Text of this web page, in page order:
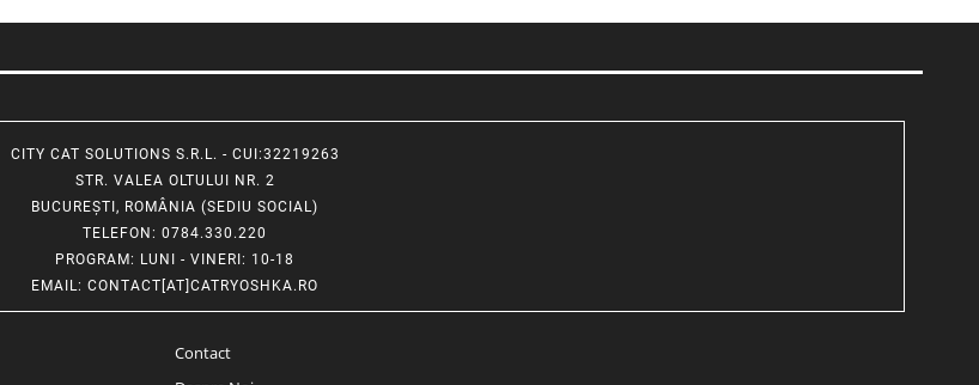
CITY CAT SOLUTIONS S.R.L. - CUI:32219263
STR. VALEA OLTULUI NR. 2
BUCUREȘTI, ROMÂNIA (SEDIU SOCIAL)
TELEFON : 0784.330.220
PROGRAM: LUNI - VINERI: 10-18
EMAIL: CONTACT[AT]CATRYOSHKA.RO
Contact